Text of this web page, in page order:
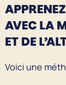
AVEC LA
ET DE
Voici une